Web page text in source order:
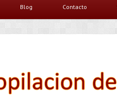
Blog Contacto